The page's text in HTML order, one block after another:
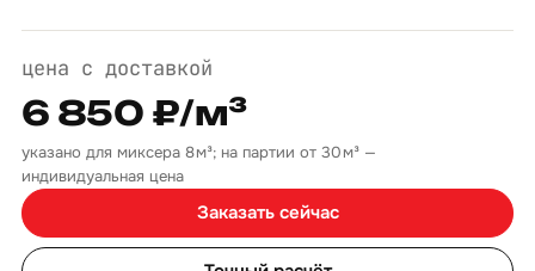
цена с доставкой
6 850 ₽/м³
указано для миксера 8 м³; на партии от 30 м³ —
индивидуальная цена
Заказать сейчас